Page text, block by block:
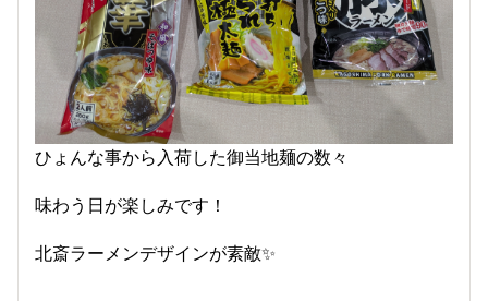
ひょんな事から入荷した御当地麺の数々
味わう日が楽しみです！
北斎ラーメンデザインが素敵✨️